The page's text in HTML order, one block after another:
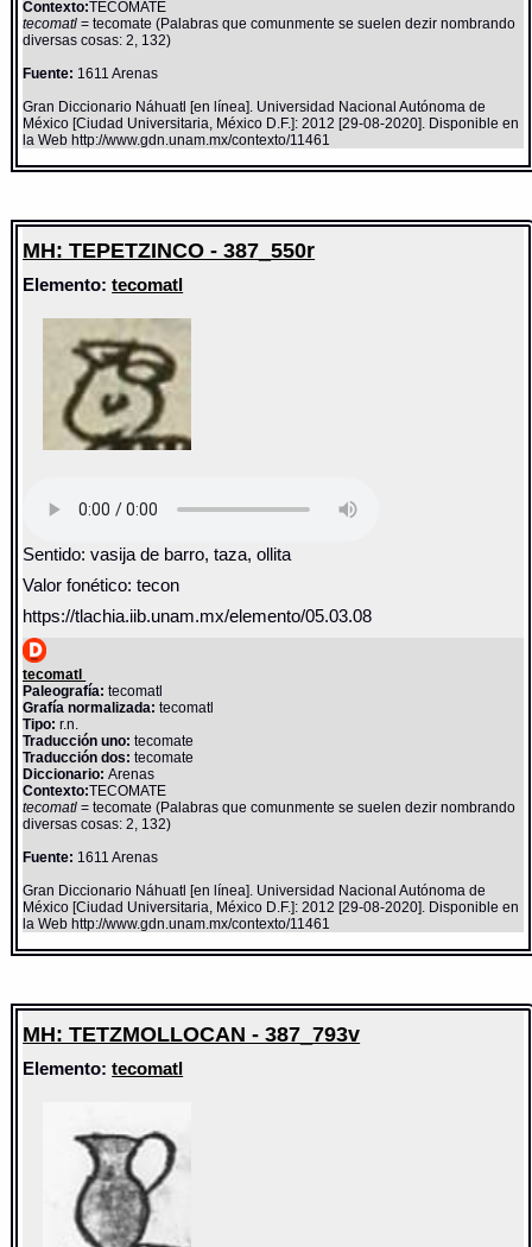
Contexto:TECOMATE
tecomatl= tecomate (Palabras que comunmente se suelen dezir nombrando
diversas cosas: 2, 132)
Fuente: 1611 Arenas
Gran Diccionario Náhuatl [en línea]. Universidad Nacional Autónoma de
México [Ciudad Universitaria, México D.F.]: 2012 [29-08-2020]. Disponible en
la Web http://www.gdn.unam.mx/contexto/11461
MH: TEPETZINCO - 387_550r
Elemento:tecomatl
Sentido: vasija de barro, taza, ollita
Valor fonético: tecon
https://tlachia.iib.unam.mx/elemento/05.03.08
tecomatl
Paleografía: tecomatl
Grafía normalizada: tecomatl
Tipo: r.n.
Traducción uno: tecomate
Traducción dos: tecomate
Diccionario:Arenas
Contexto:TECOMATE
tecomatl= tecomate (Palabras que comunmente se suelen dezir nombrando
diversas cosas: 2, 132)
Fuente: 1611 Arenas
Gran Diccionario Náhuatl [en línea]. Universidad Nacional Autónoma de
México [Ciudad Universitaria, México D.F.]: 2012 [29-08-2020]. Disponible en
la Web http://www.gdn.unam.mx/contexto/11461
MH: TETZMOLLOCAN - 387_793v
Elemento:tecomatl